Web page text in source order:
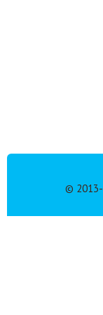
© 2013-